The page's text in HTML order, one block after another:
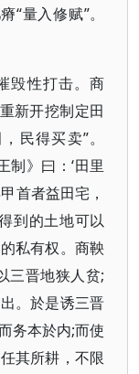
量入修赋”。
毁性打击。商
新开挖制定田
民得买卖”。
制》曰：‘田里
首者益田宅，
到的土地可以
私有权。商鞅
三晋地狭人贫;
。於是诱三晋
务本於内;而使
其所耕，不限